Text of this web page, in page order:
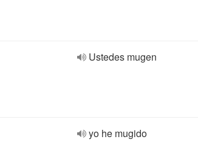
Ustedes mugen
yo he mugido